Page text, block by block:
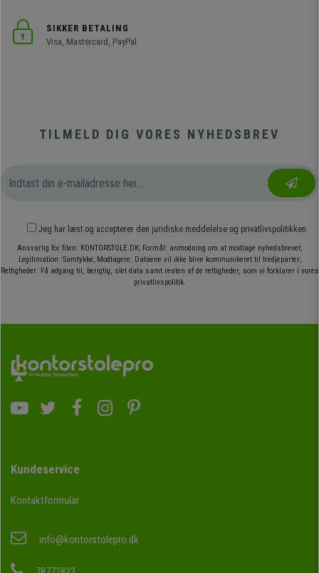
SIKKER BETALING
Visa, Mastercard, PayPal
TILMELD DIG VORES NYHEDSBREV
Jeg har læst og accepterer den juridiske meddelelse og privatlivspolitikken
Ansvarlig for filen: KONTORSTOLE.DK; Formål: anmodning om at modtage nyhedsbrevet;
Legitimation: Samtykke; Modtagere: Dataene vil ikke blive kommunikeret til tredjeparter;
Rettigheder: Få adgang til, berigtig, slet data samt resten af de rettigheder, som vi forklarer i vores
privatlivspolitik.
Kundeservice
Kontaktformular
info@kontorstolepro.dk